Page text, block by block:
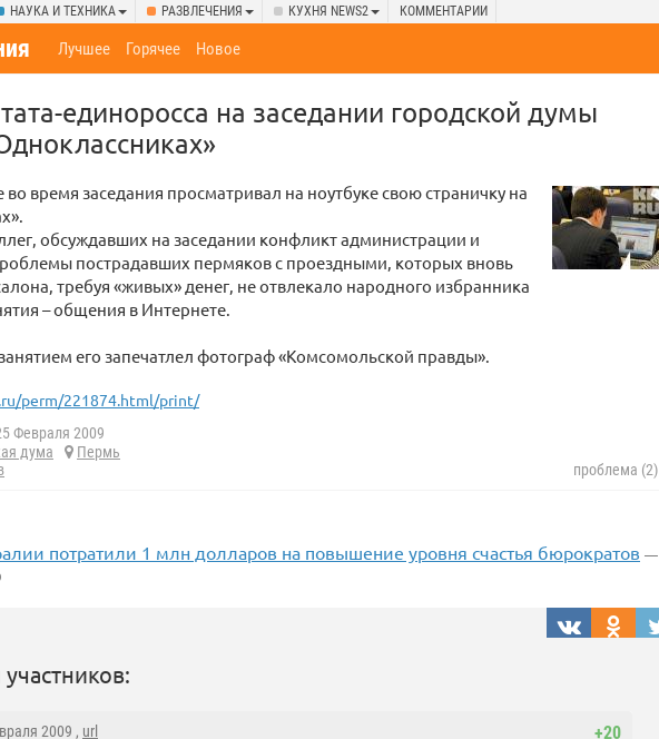
НАУКА И ТЕХНИКА РАЗВЛЕЧЕНИЯ КУХНЯ NEWS2 КОММЕНТАРИИ
Лучшее Горячее Новое
единоросса на заседании городской думы
во время заседания просматривал на ноутбуке свою страничку на
обсуждавших на заседании конфликт администрации и
пострадавших пермяков с проездными, которых вновь
требуя «живых» денег, не отвлекало народного избранника
– общения в Интернете.
его запечатлел фотограф «Комсомольской правды».
perm/221874.html/print/
Февраля 2009
дума
Пермь
проблема (2)
потратили 1 млн долларов на повышение уровня счастья бюрократов —
+20
2009 , url